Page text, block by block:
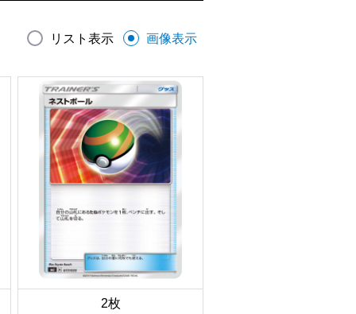
リスト表示 画像表示
2枚